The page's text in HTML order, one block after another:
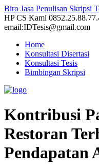
Biro Jasa Penulisan Skripsi
HP CS Kami
email:IDTesis@gmail.com
Home
Konsultasi Disertasi
Konsultasi Tesis
Bimbingan Skripsi
Kontribusi
Restoran
Pendapatan